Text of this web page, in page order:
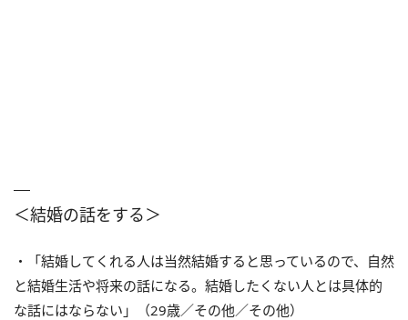
＜結婚の話をする＞
・「結婚してくれる人は当然結婚すると思っているので、自然
と結婚生活や将来の話になる。結婚したくない人とは具体的
な話にはならない」（29歳／その他／その他）